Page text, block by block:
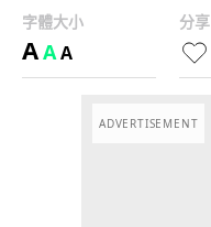
字體大小
AAA
分享
ADVERTISEMENT